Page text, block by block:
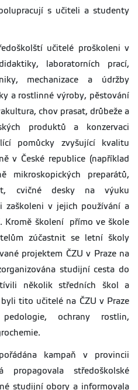
s učiteli a studenty
učitelé proškoleni v
laboratorních prací,
mechanizace a údržby
a rostlinné výroby, pěstování
chov prasat, drůbeže a
produktů a konzervaci
pomůcky zvyšující kvalitu
v České republice (například
mikroskopických preparátů,
cvičné desky na výuku
zaškoleni v jejich používání a
Kromě školení přímo ve škole
zúčastnit se letní školy
projektem ČZU v Praze na
studijní cesta do
několik středních škol a
tito učitelé na ČZU v Praze
ochrany rostlin,
kampaň v provincii
propagovala středoškolské
studijní obory a informovala